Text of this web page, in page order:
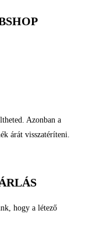
Azonban a
árát visszatéríteni.
hogy a létező